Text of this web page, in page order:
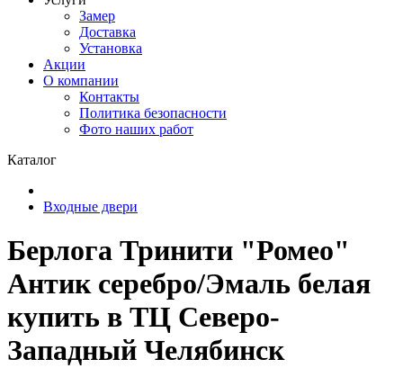
Замер
Доставка
Установка
Акции
О компании
Контакты
Политика безопасности
Фото наших работ
Каталог
Входные двери
Берлога Тринити "Ромео"
Антик серебро/Эмаль белая
купить в ТЦ Северо-
Западный Челябинск